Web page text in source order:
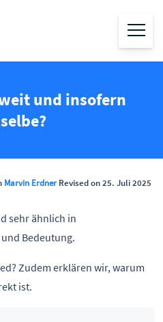
und insofern
Marvin Erdner Revised on 25. Juli 2025
sehr ähnlich in
Bedeutung.
Zudem erklären wir, warum
ist.